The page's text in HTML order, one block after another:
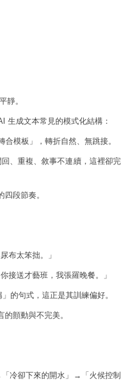
靜。
生成文本常見的模式化結構：
模板」，轉折自然、無跳接。
、重複、敘事不連續，這裡卻完
段節奏。
布太笨拙。」
接送才藝班，我張羅晚餐。」
的句式，這正是其訓練偏好。
顫動與不完美。
冷卻下來的開水」→「火候控制